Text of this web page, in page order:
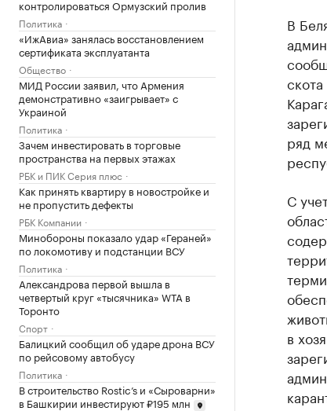
контролироваться Ормузский пролив
Политика
«ИжАвиа» занялась восстановлением
сертификата эксплуатанта
Общество
МИД России заявил, что Армения
демонстративно «заигрывает» с
Украиной
Политика
Зачем инвестировать в торговые
пространства на первых этажах
РБК и ПИК Серия плюс
Как принять квартиру в новостройке и
не пропустить дефекты
РБК Компании
Минобороны показало удар «Гераней»
по локомотиву и подстанции ВСУ
Политика
Александрова первой вышла в
четвертый круг «тысячника» WTA в
Торонто
Спорт
Балицкий сообщил об ударе дрона ВСУ
по рейсовому автобусу
Политика
В строительство Rostic’s и «Сыроварни»
в Башкирии инвестируют ₽195 млн
В
ряд
С
в